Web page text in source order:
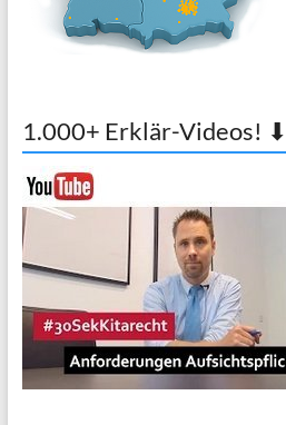
1.000+ Erklär-Videos! ⬇